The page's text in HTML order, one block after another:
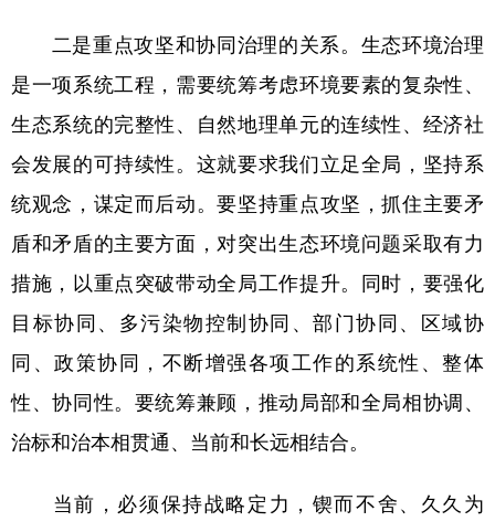
二是重点攻坚和协同治理的关系。生态环境治理
是一项系统工程，需要统筹考虑环境要素的复杂性、
生态系统的完整性、自然地理单元的连续性、经济社
会发展的可持续性。这就要求我们立足全局，坚持系
统观念，谋定而后动。要坚持重点攻坚，抓住主要矛
盾和矛盾的主要方面，对突出生态环境问题采取有力
措施，以重点突破带动全局工作提升。同时，要强化
目标协同、多污染物控制协同、部门协同、区域协
同、政策协同，不断增强各项工作的系统性、整体
性、协同性。要统筹兼顾，推动局部和全局相协调、
治标和治本相贯通、当前和长远相结合。
当前，必须保持战略定力，锲而不舍、久久为